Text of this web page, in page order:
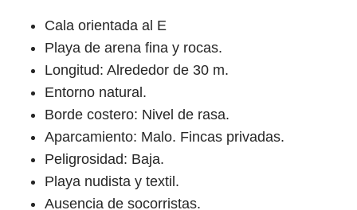
Cala orientada al E
Playa de arena fina y rocas.
Longitud: Alrededor de 30 m.
Entorno natural.
Borde costero: Nivel de rasa.
Aparcamiento: Malo. Fincas privadas.
Peligrosidad: Baja.
Playa nudista y textil.
Ausencia de socorristas.